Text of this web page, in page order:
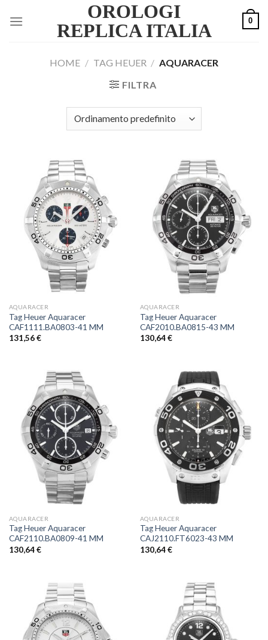
OROLOGI
REPLICA ITALIA
0
HOME / TAG HEUER / AQUARACER
FILTRA
AQUARACER
Tag Heuer Aquaracer
CAF1111.BA0803-41 MM
131,56€
AQUARACER
Tag Heuer Aquaracer
CAF2010.BA0815-43 MM
130,64€
AQUARACER
Tag Heuer Aquaracer
CAF2110.BA0809-41 MM
130,64€
AQUARACER
Tag Heuer Aquaracer
CAJ2110.FT6023-43 MM
130,64€